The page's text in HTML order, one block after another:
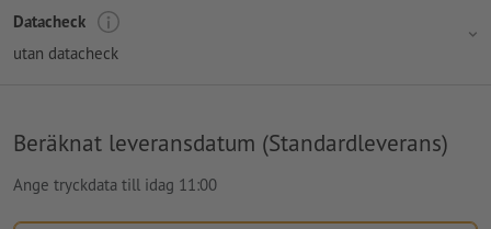
Datacheck
utan datacheck
Beräknat leveransdatum (Standardleverans)
Ange tryckdata till idag 11:00